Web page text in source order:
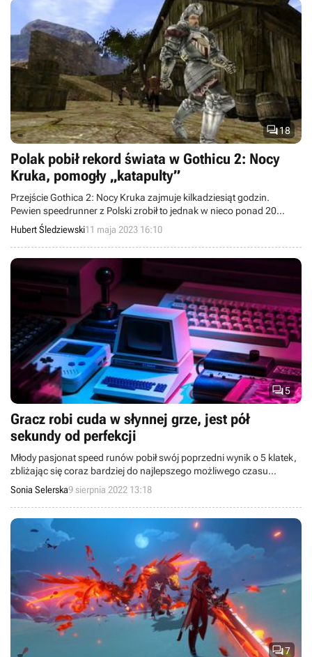
18
Polak pobił rekord świata w Gothicu 2: Nocy
Kruka, pomogły „katapulty”
Przejście Gothica 2: Nocy Kruka zajmuje kilkadziesiąt godzin.
Pewien speedrunner z Polski zrobił to jednak w nieco ponad 20
minut. Tym samym ustanowił rekord świata.
Hubert Śledziewski11 maja 2023 16:10
5
Gracz robi cuda w słynnej grze, jest pół
sekundy od perfekcji
Młody pasjonat speed runów pobił swój poprzedni wynik o 5 klatek,
zbliżając się coraz bardziej do najlepszego możliwego czasu
ukończenia gry. To wyzwanie, którego nie udało się pokonać przez
prawie 40 lat.
Sonia Selerska9 sierpnia 2022 13:18
7